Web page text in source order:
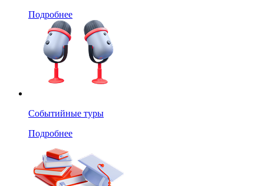
Подробнее
Событийные туры
Подробнее